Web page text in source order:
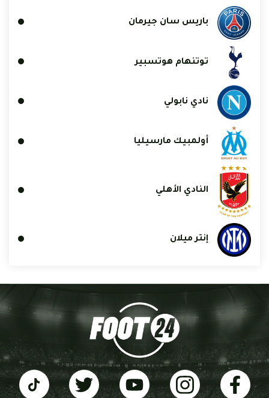
باريس سان جيرمان
توتنهام هوتسبير
نادي نابولي
أولمبيك مارسيليا
النادي الأهلي
إنتر ميلان